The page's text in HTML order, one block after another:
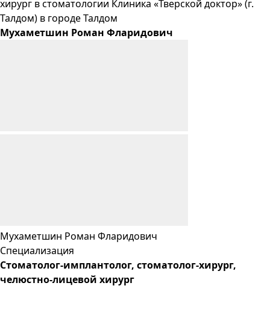
Мухаметшин Роман Фларидович
Мухаметшин Роман Фларидович
Специализация
Cтоматолог-имплантолог, стоматолог-хирург,
челюстно-лицевой хирург